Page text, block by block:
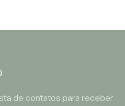
de contatos para receber